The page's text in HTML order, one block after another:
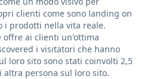
clienti come sono landing on
i prodotti nella vita reale.
offre ai clienti un'ottima
i visitatori che hanno
loro sito sono stati coinvolti 2,5
persona sul loro sito.